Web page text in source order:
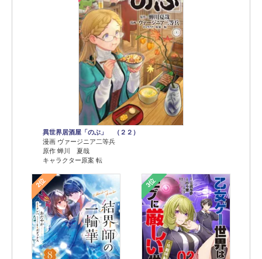
異世界居酒屋「のぶ」 （２２）
漫画 ヴァージニア二等兵
原作 蝉川 夏哉
キャラクター原案 転
2位 3位